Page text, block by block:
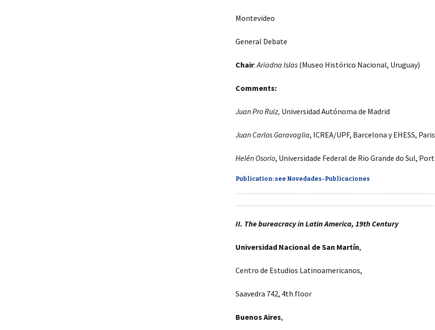
CONTROLAR EL
TERRITORIO. AMÉRICA
CONSTRUCCIÓN
ESTATAL EN EUROPA /
Montevideo
General Debate
Chair:Ariadna Islas (Museo Histórico Nacional, Uruguay)
Comments:
Juan Pro Ruiz, Universidad Autónoma de Madrid
Juan Carlos Garavaglia, ICREA/UPF, Barcelona y EHESS, Paris
Helén Osorio, Universidade Federal de Rio Grande do Sul,
Publication: see Novedades-Publicaciones
II. The bureacracy in Latin America, 19th Century
Universidad Nacional de San Martín,
Centro de Estudios Latinoamericanos,
Saavedra 742, 4th floor
Buenos Aires,